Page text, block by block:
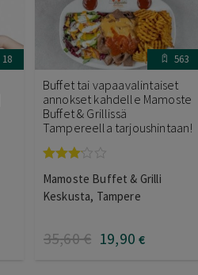
18 563
Buffet tai vapaavalintaiset
annokset kahdelle Mamoste
Buffet & Grillissä
Tampereella tarjoushintaan!
tuotteesta:
3.00/ 5
Mamoste Buffet & Grilli
Keskusta, Tampere
35,60€ 19,90 €